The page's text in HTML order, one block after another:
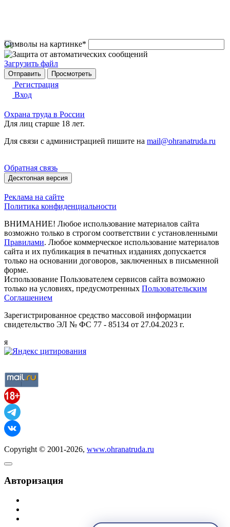
Символы на картинке*
Загрузить файл
Регистрация
Вход
Охрана труда в России
Для лиц старше 18 лет.
Для связи с администрацией пишите на mail@ohranatruda.ru
Обратная связь
Десктопная версия
Реклама на сайте
Политика конфиденциальности
ВНИМАНИЕ! Любое использование материалов сайта
возможно только в строгом соответствии с установленными
Правилами. Любое коммерческое использование материалов
сайта и их публикация в печатных изданиях допускается
только на основании договоров, заключенных в письменной
форме.
Использование Пользователем сервисов сайта возможно
только на условиях, предусмотренных Пользовательским
Соглашением
Зарегистрированное средство массовой информации
свидетельство ЭЛ № ФС 77 - 85134 от 27.04.2023 г.
я
Copyright © 2001-2026, www.ohranatruda.ru
Авторизация